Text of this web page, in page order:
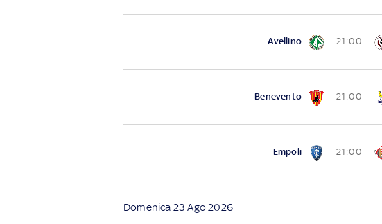
Avellino 21:00
Benevento 21:00
Empoli 21:00
Domenica 23 Ago 2026